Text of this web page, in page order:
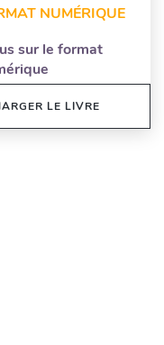
NUMÉRIQUE
sur le format
LE LIVRE